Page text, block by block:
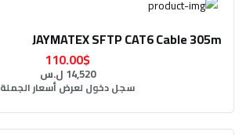
JAYMATEX SFTP CAT6 Cable 305m
110.00$
14,520 ل.س
سجل دخول لعرض أسعار الجملة